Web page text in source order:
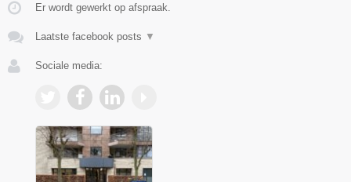
Er wordt gewerkt op afspraak.
Laatste facebook posts ▼
Sociale media: